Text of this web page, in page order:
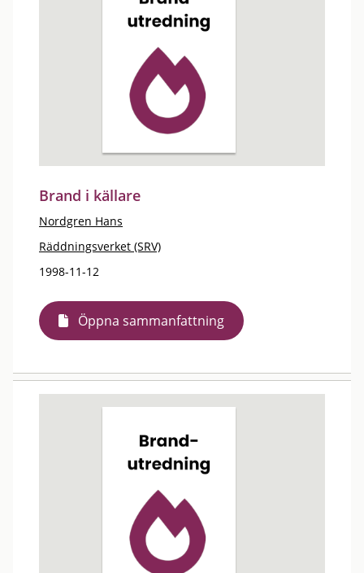
Brand i källare
Nordgren Hans
Räddningsverket (SRV)
1998-11-12
Öppna sammanfattning